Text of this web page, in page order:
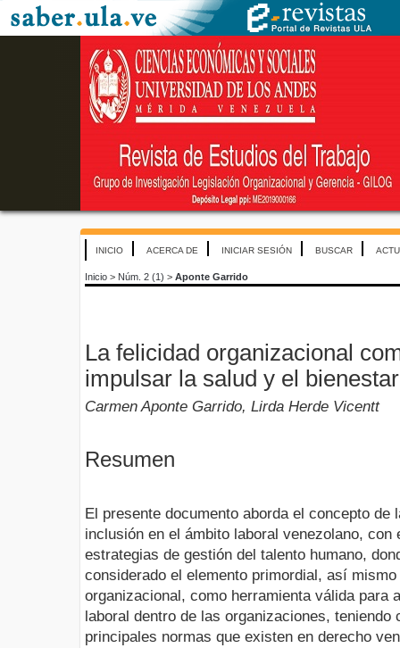
INICIO ACERCA DE INICIAR SESIÓN BUSCAR
Inicio > Núm. 2 (1) > Aponte Garrido
La felicidad organizacional
impulsar la salud y el
Carmen Aponte Garrido, Lirda Herde Vicentt
Resumen
El presente documento aborda el concepto
inclusión en el ámbito laboral venezolano, con
estrategias de gestión del talento humano,
considerado el elemento primordial, así
organizacional, como herramienta válida para
laboral dentro de las organizaciones, teniendo
principales normas que existen en derecho